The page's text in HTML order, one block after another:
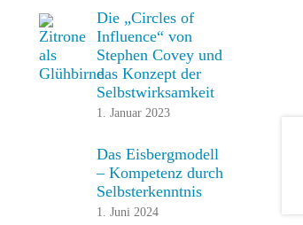
Die „Circles of
Influence“ von
Stephen Covey und
das Konzept der
Selbstwirksamkeit
1. Januar 2023
Das Eisbergmodell
– Kompetenz durch
Selbsterkenntnis
1. Juni 2024